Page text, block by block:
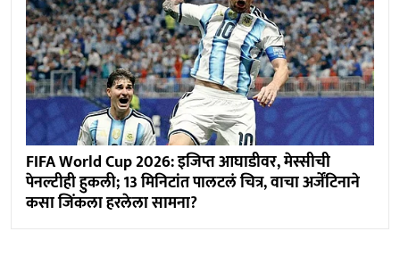
FIFA World Cup 2026: इजिप्त आघाडीवर, मेस्सीची
पेनल्टीही हुकली; 13 मिनिटांत पालटलं चित्र, वाचा अर्जेंटिनाने
कसा जिंकला हरलेला सामना?